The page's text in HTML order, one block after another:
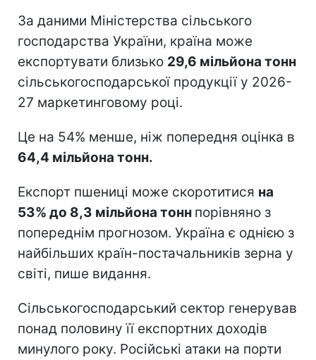
За даними Міністерства сільського
господарства України, країна може
експортувати близько 29,6 мільйона тонн
сільськогосподарської продукції у 2026-
27 маркетинговому році.
Це на 54% менше, ніж попередня оцінка в
64,4 мільйона тонн.
Експорт пшениці може скоротитися на
53% до 8,3 мільйона тонн порівняно з
попереднім прогнозом. Україна є однією з
найбільших країн-постачальників зерна у
світі, пише видання.
Сільськогосподарський сектор генерував
понад половину її експортних доходів
минулого року. Російські атаки на порти